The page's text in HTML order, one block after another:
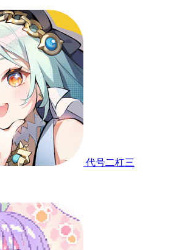
代号二杠三